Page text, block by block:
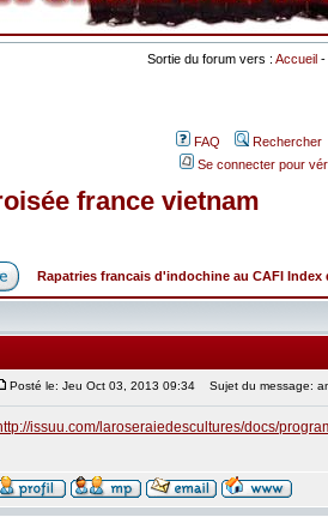
Sortie du forum vers : Accueil -
FAQ
Rechercher
Se connecter pour
france vietnam
Rapatries francais d'indochine au CAFI Index
Posté le: Jeu Oct 03, 2013 09:34 Sujet du message:
issuu.com/laroseraiedescultures/docs/